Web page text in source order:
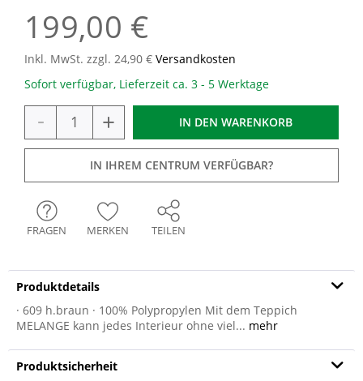
199,00 €
Inkl. MwSt. zzgl. 24,90 € Versandkosten
Sofort verfügbar, Lieferzeit ca. 3 - 5 Werktage
- + IN DEN WARENKORB
IN IHREM CENTRUM VERFÜGBAR?
FRAGEN MERKEN TEILEN
Produktdetails
· 609 h.braun · 100% Polypropylen Mit dem Teppich
MELANGE kann jedes Interieur ohne viel... mehr
Produktsicherheit